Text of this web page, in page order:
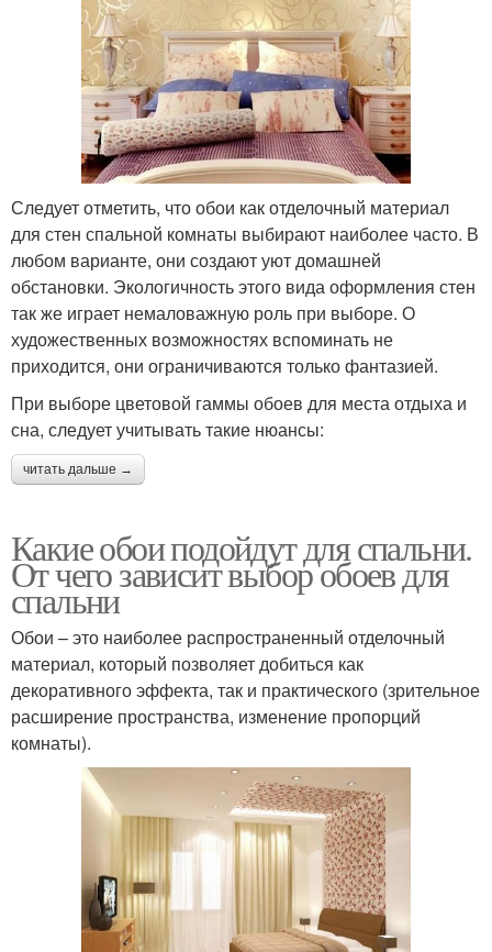
Следует отметить, что обои как отделочный материал
для стен спальной комнаты выбирают наиболее часто. В
любом варианте, они создают уют домашней
обстановки. Экологичность этого вида оформления стен
так же играет немаловажную роль при выборе. О
художественных возможностях вспоминать не
приходится, они ограничиваются только фантазией.
При выборе цветовой гаммы обоев для места отдыха и
сна, следует учитывать такие нюансы:
читать дальше →
Какие обои подойдут для спальни.
От чего зависит выбор обоев для
спальни
Обои – это наиболее распространенный отделочный
материал, который позволяет добиться как
декоративного эффекта, так и практического (зрительное
расширение пространства, изменение пропорций
комнаты).